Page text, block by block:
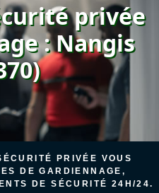
privée
: Nangis
PRIVÉE VOUS
DE GARDIENNAGE,
DE SÉCURITÉ 24H/24.